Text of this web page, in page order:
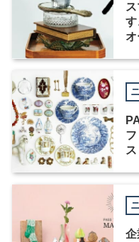
す
企